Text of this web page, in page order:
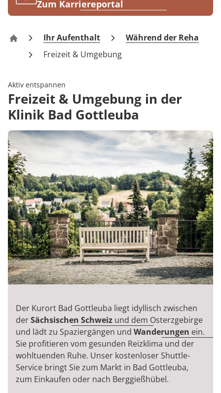
Blog
Karriere
Zum Karriereportal
Klinik Bad Gottleuba
Ihr Aufenthalt
Während der Reha
Freizeit & Umgebung
Aktiv entspannen
Freizeit & Umgebung in der
Klinik Bad Gottleuba
Der Kurort Bad Gottleuba liegt idyllisch zwischen
derSächsischen Schweiz und dem Osterzgebirge
und lädt zu Spaziergängen und Wanderungen ein.
Sie profitieren vom gesunden Reizklima und der
wohltuenden Ruhe. Unser kostenloser Shuttle-
Service bringt Sie zum Markt in Bad Gottleuba,
zum Einkaufen oder nach Berggießhübel.